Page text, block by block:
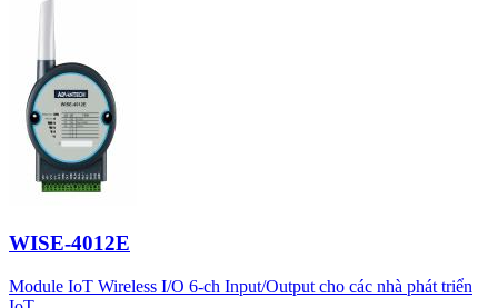
WISE-4012E
Module IoT Wireless I/O 6-ch Input/Output cho các nhà phát triển